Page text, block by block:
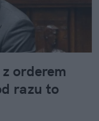
orderem
razu to